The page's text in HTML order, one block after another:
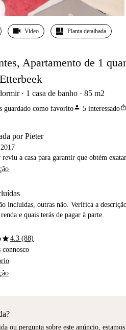
Video Planta detalhada
Apartamento de 1
1 casa de banho 85 m2
guardado como favoritoperson 5 interessadoios_share
por Pieter
reviu a casa para garantir que obtém
incluídas, outras não. Verifica a
e quais terás de pagar à parte.
star4.3 (88)
connosco
ou pergunta sobre este anúncio, estamos